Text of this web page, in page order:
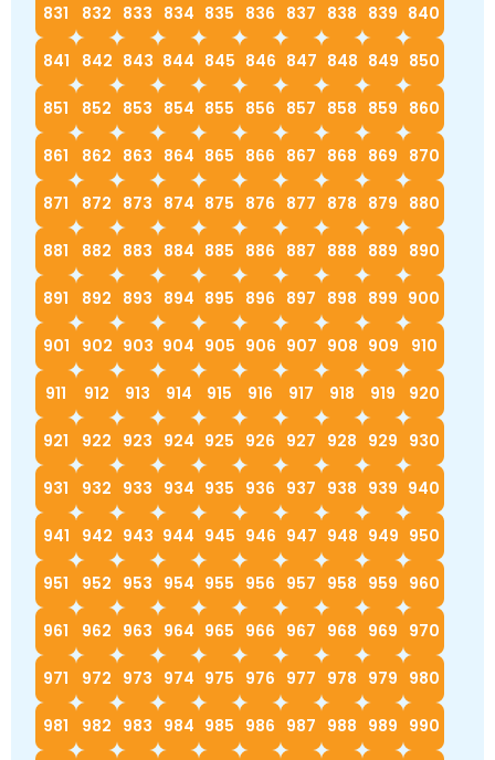
831 832 833 834 835 836 837 838 839 840
841 842 843 844 845 846 847 848 849 850
851 852 853 854 855 856 857 858 859 860
861 862 863 864 865 866 867 868 869 870
871 872 873 874 875 876 877 878 879 880
881 882 883 884 885 886 887 888 889 890
891 892 893 894 895 896 897 898 899 900
901 902 903 904 905 906 907 908 909 910
911 912 913 914 915 916 917 918 919 920
921 922 923 924 925 926 927 928 929 930
931 932 933 934 935 936 937 938 939 940
941 942 943 944 945 946 947 948 949 950
951 952 953 954 955 956 957 958 959 960
961 962 963 964 965 966 967 968 969 970
971 972 973 974 975 976 977 978 979 980
981 982 983 984 985 986 987 988 989 990